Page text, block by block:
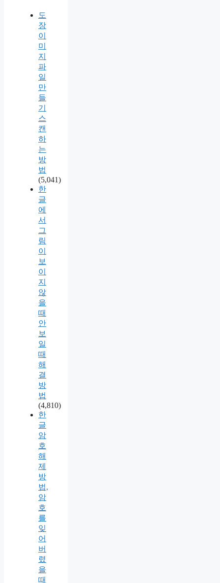
도
장
이
미
지
파
일
만
들
기
스
캔
하
는
방
법
(5,041)
한
글
에
서
그
림
이
보
이
지
않
을
때
안
보
일
때
해
결
방
법
(4,810)
한
글
암
호
해
제
방
법,
암
호
를
잊
어
버
렸
을
때